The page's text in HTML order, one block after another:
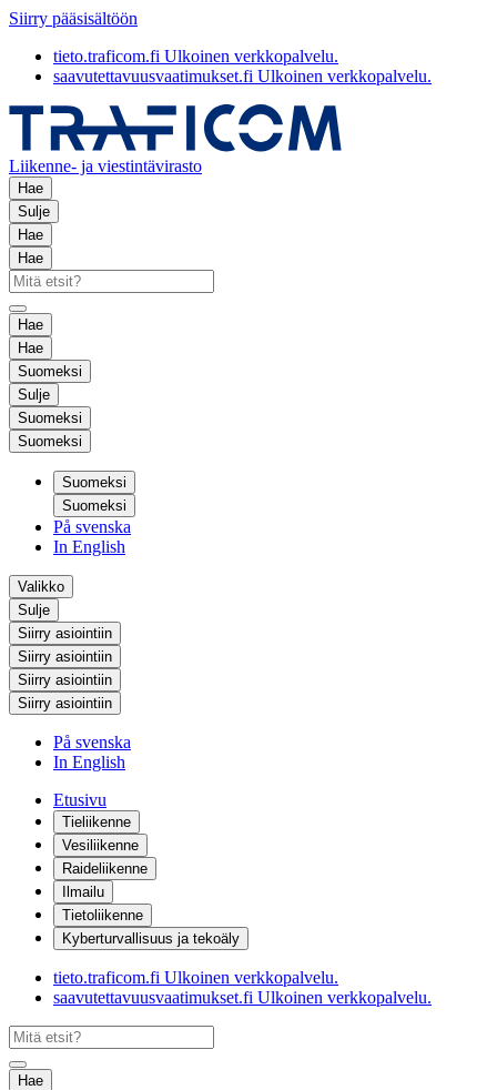
Siirry pääsisältöön
tieto.traficom.fi Ulkoinen verkkopalvelu.
saavutettavuusvaatimukset.fi Ulkoinen verkkopalvelu.
Liikenne- ja viestintävirasto
Hae
Sulje
Hae
Hae
Hae
Hae
Suomeksi
Sulje
Suomeksi
Suomeksi
Suomeksi
Suomeksi
På svenska
In English
Valikko
Sulje
Siirry asiointiin
Siirry asiointiin
Siirry asiointiin
Siirry asiointiin
På svenska
In English
Etusivu
Tieliikenne
Vesiliikenne
Raideliikenne
Ilmailu
Tietoliikenne
Kyberturvallisuus ja tekoäly
tieto.traficom.fi Ulkoinen verkkopalvelu.
saavutettavuusvaatimukset.fi Ulkoinen verkkopalvelu.
Hae